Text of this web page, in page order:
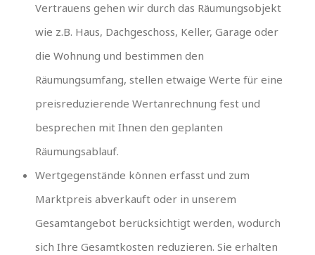
Vertrauens gehen wir durch das Räumungsobjekt
wie z.B. Haus, Dachgeschoss, Keller, Garage oder
die Wohnung und bestimmen den
Räumungsumfang, stellen etwaige Werte für eine
preisreduzierende Wertanrechnung fest und
besprechen mit Ihnen den geplanten
Räumungsablauf.
Wertgegenstände können erfasst und zum
Marktpreis abverkauft oder in unserem
Gesamtangebot berücksichtigt werden, wodurch
sich Ihre Gesamtkosten reduzieren. Sie erhalten